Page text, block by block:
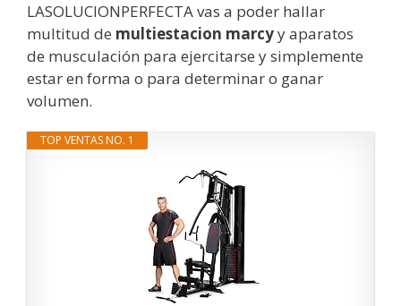
LASOLUCIONPERFECTA vas a poder hallar
multitud de multiestacion marcyy aparatos
de musculación para ejercitarse y simplemente
estar en forma o para determinar o ganar
volumen.
TOP VENTAS NO. 1